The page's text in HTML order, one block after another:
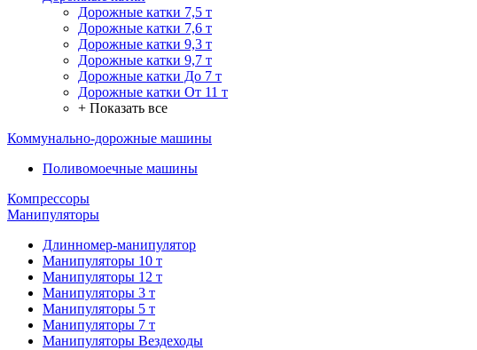
Дорожные катки 7,5 т
Дорожные катки 7,6 т
Дорожные катки 9,3 т
Дорожные катки 9,7 т
Дорожные катки До 7 т
Дорожные катки От 11 т
+ Показать все
Коммунально-дорожные машины
Поливомоечные машины
Компрессоры
Манипуляторы
Длинномер-манипулятор
Манипуляторы 10 т
Манипуляторы 12 т
Манипуляторы 3 т
Манипуляторы 5 т
Манипуляторы 7 т
Манипуляторы Вездеходы